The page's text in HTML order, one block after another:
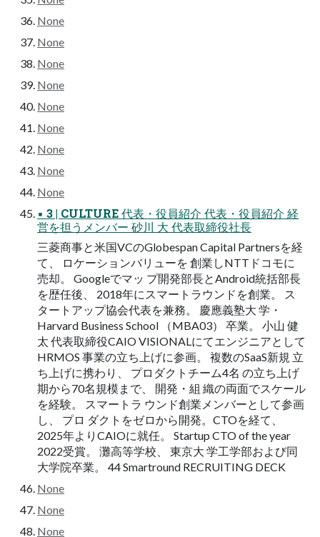
None
None
None
None
None
None
None
None
None
▪ 3 | CULTURE 代表・役員紹介 代表・役員紹介 経
営を担うメンバー 砂川 大 代表取締役社長
三菱商事と米国VCのGlobespan Capital Partnersを経
て、 ロケーションバリューを 創業しNTTドコモに
売却。 Googleでマッ プ開発部長とAndroid統括部長
を歴任後、 2018年にスマートラウンドを創業。 ス
タートアップ協会代表を兼務。 慶應義塾大 学・
Harvard Business School （MBA03） 卒業。 小山 健
太 代表取締役CAIO VISIONALにてエンジニアとして
HRMOS 事業の立ち上げに参画。 複数のSaaS新規 立
ち上げに携わり、 プロダクトチーム4名 の立ち上げ
期から70名規模まで、 開発・組 織の両面でスケール
を経験。 スマートラ ウンド創業メンバーとして参画
し、 プロ ダクトをゼロから開発。CTOを経て、
2025年よりCAIOに就任。 Startup CTO of the year
2022受賞。 灘高等学校、 東京大 学工学部および同
大学院卒業。 44 Smartround RECRUITING DECK
None
None
None